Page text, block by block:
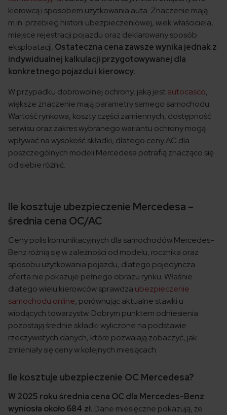
kierowcą i sposobem użytkowania auta. Znaczenie mają
m.in. przebieg historii ubezpieczeniowej, wiek właściciela,
miejsce rejestracji pojazdu oraz deklarowany sposób
eksploatacji. Ostateczna cena zawsze wynika jednak z
indywidualnej kalkulacji przygotowywanej dla
konkretnego pojazdu i kierowcy.
W przypadku dobrowolnej ochrony, jaką jest autocasco,
większe znaczenie mają parametry samego samochodu.
Wartość rynkowa, koszty części zamiennych, dostępność
serwisu oraz zakres wybranego wariantu ochrony mogą
wpływać na wysokość składki, dlatego ceny AC dla
poszczególnych modeli Mercedesa potrafią znacząco się
od siebie różnić.
Ile kosztuje ubezpieczenie Mercedesa –
średnia cena OC/AC
Ceny polis komunikacyjnych dla samochodów Mercedes-
Benz różnią się w zależności od modelu, rocznika oraz
sposobu użytkowania pojazdu, dlatego pojedyncza
oferta nie pokazuje pełnego obrazu rynku. Właśnie
dlatego wielu kierowców sprawdza ubezpieczenie
samochodu online, porównując aktualne stawki u
wiodących towarzystw. Dobrym punktem odniesienia
pozostają średnie składki wyliczone na podstawie
rzeczywistych danych, które pozwalają zobaczyć, jak
zmieniały się ceny w kolejnych miesiącach.
Ile kosztuje ubezpieczenie OC Mercedesa?
W 2025 roku średnia cena OC dla Mercedes-Benz
wyniosła około 684 zł. Dane miesięczne pokazują, że